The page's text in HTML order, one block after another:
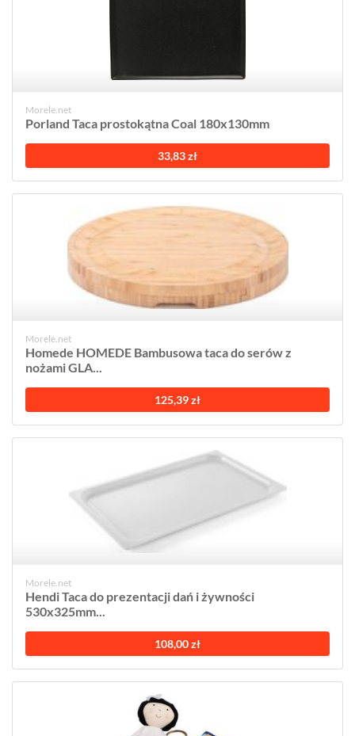
Morele.net
Porland Taca prostokątna Coal 180x130mm
33,83 zł
Morele.net
Homede HOMEDE Bambusowa taca do serów z
nożami GLA...
125,39 zł
Morele.net
Hendi Taca do prezentacji dań i żywności
530x325mm...
108,00 zł